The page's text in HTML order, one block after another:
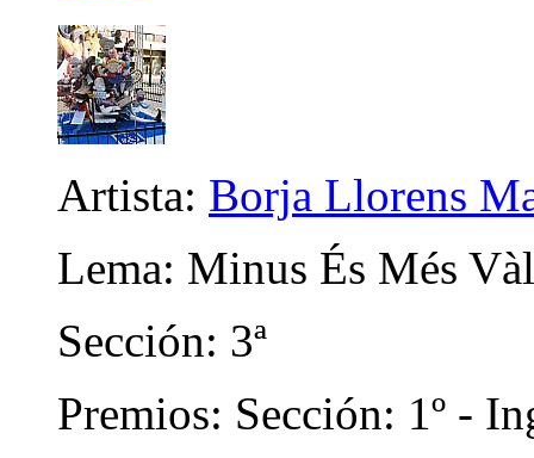
Artista: Borja Llorens
Lema: Minus És Més
Sección: 3ª
Premios: Sección: 1º -